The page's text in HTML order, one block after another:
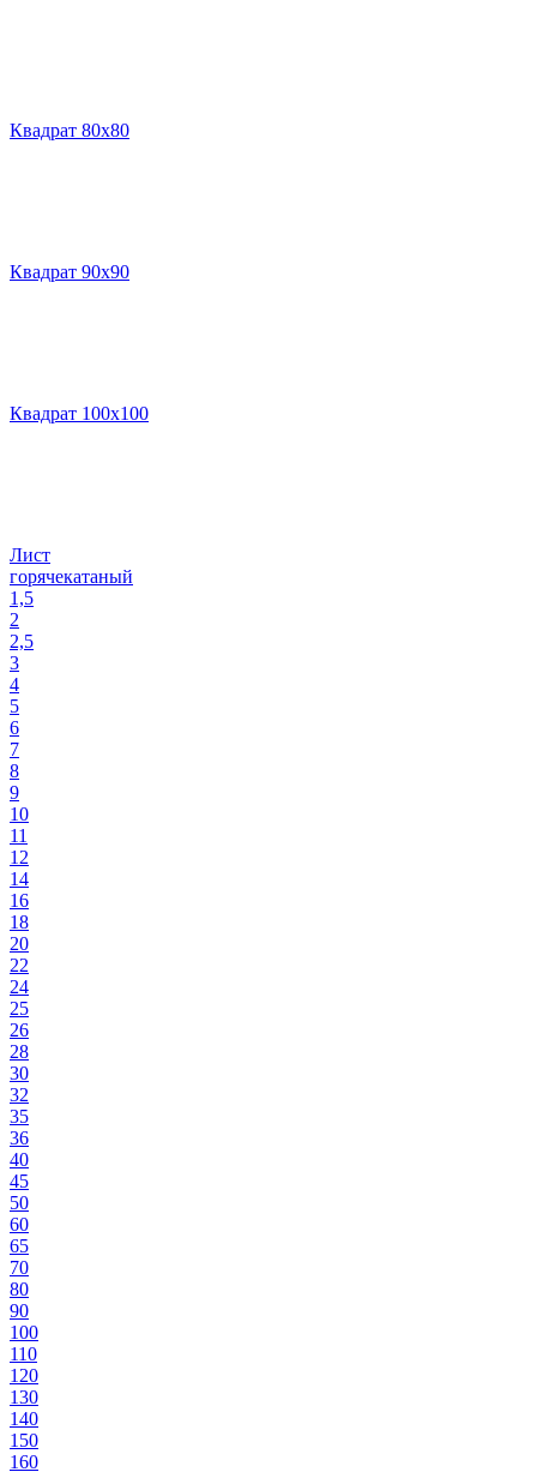
Квадрат 80х80
Квадрат 90х90
Квадрат 100х100
Лист
горячекатаный
1,5
2
2,5
3
4
5
6
7
8
9
10
11
12
14
16
18
20
22
24
25
26
28
30
32
35
36
40
45
50
60
65
70
80
90
100
110
120
130
140
150
160